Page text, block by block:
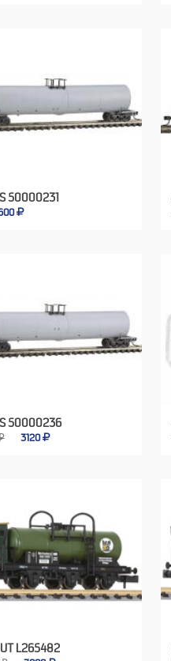
50000231
50000236
3120
L265482